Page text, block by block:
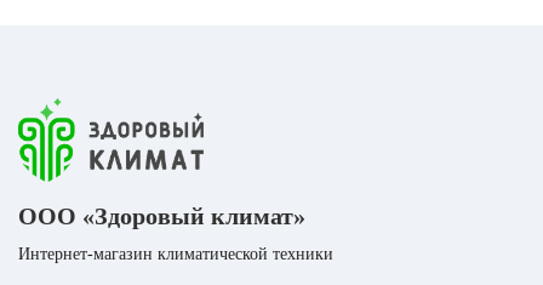
ООО «Здоровый климат»
Интернет-магазин климатической техники